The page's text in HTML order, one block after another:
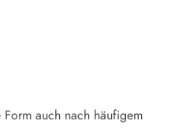
auch nach häufigem